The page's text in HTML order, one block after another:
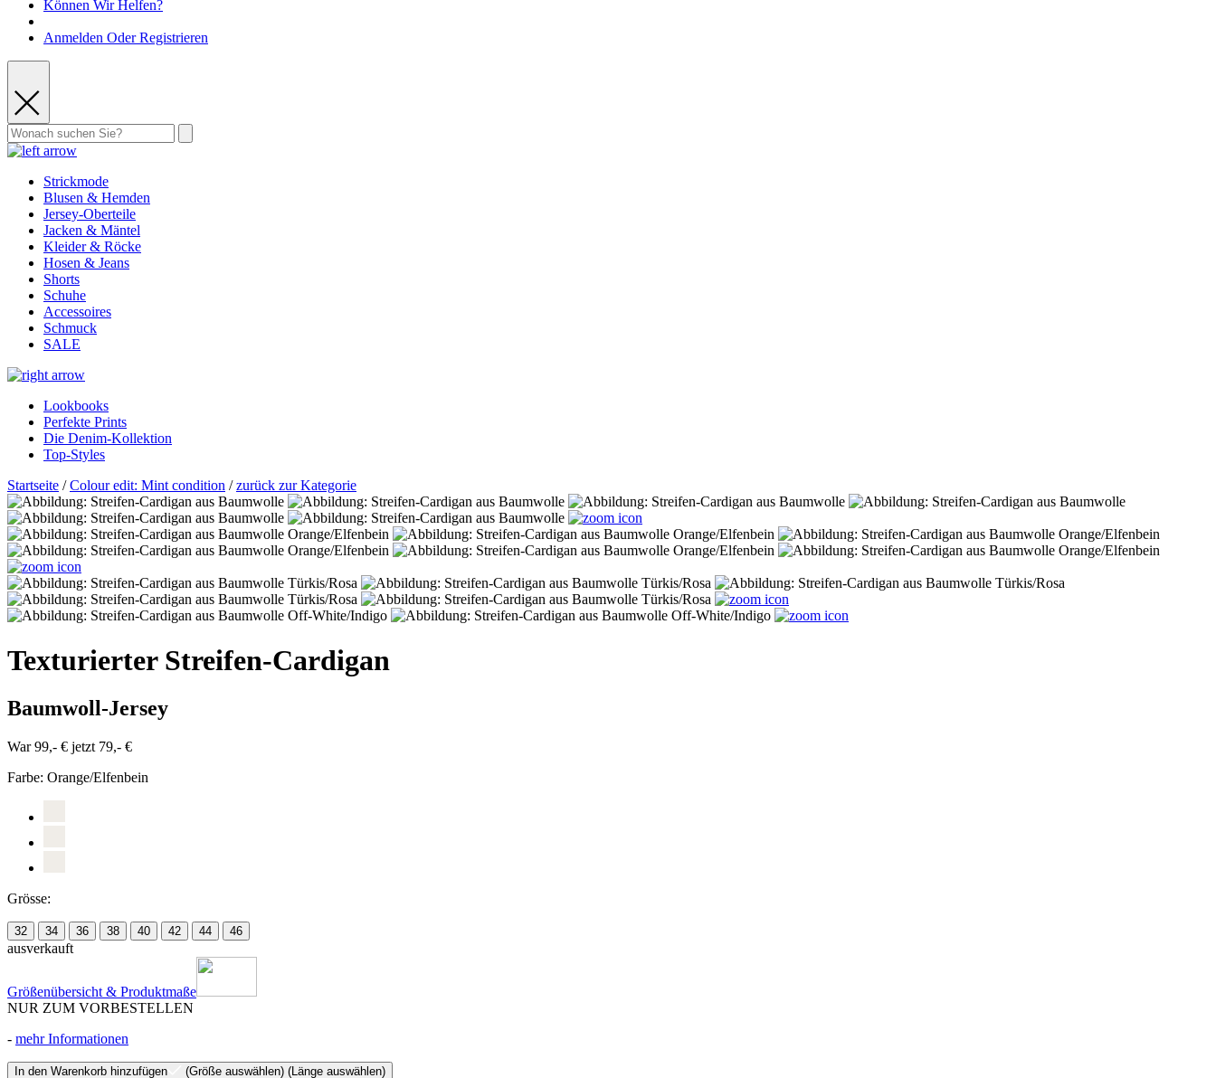
Können Wir Helfen?
Anmelden Oder Registrieren
Strickmode
Blusen & Hemden
Jersey-Oberteile
Jacken & Mäntel
Kleider & Röcke
Hosen & Jeans
Shorts
Schuhe
Accessoires
Schmuck
SALE
Lookbooks
Perfekte Prints
Die Denim-Kollektion
Top-Styles
Startseite /Colour edit: Mint condition /zurück zur Kategorie
Texturierter Streifen-Cardigan
Baumwoll-Jersey
War 99,- € jetzt 79,- €
Farbe: Orange/Elfenbein
Grösse:
32 34 36 38 40 42 44 46
ausverkauft
Größenübersicht & Produktmaße
NUR ZUM VORBESTELLEN
- mehr Informationen
In den Warenkorb hinzufügen (Größe auswählen) (Länge auswählen)